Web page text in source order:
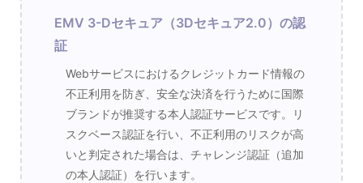
EMV 3-Dセキュア（3Dセキュア2.0）の認
証
Webサービスにおけるクレジットカード情報の
不正利用を防ぎ、安全な決済を行うために国際
ブランドが推奨する本人認証サービスです。リ
スクベース認証を行い、不正利用のリスクが高
いと判定された場合は、チャレンジ認証（追加
の本人認証）を行います。